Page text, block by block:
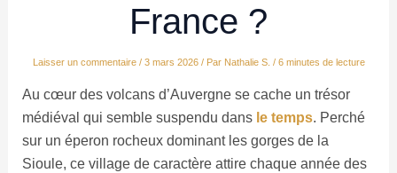
France ?
Laisser un commentaire / 3 mars 2026 / Par Nathalie S. / 6 minutes de lecture
Au cœur des volcans d’Auvergne se cache un trésor
médiéval qui semble suspendu dans le temps. Perché
sur un éperon rocheux dominant les gorges de la
Sioule, ce village de caractère attire chaque année des